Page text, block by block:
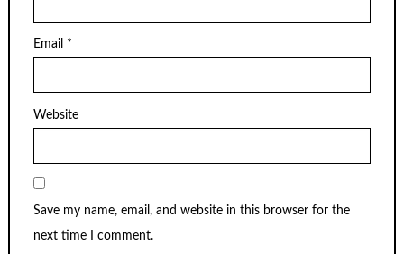
Email *
Website
Save my name, email, and website in this browser for the
next time I comment.